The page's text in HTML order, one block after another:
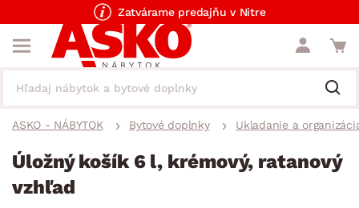
Zatvárame predajňu v Nitre
ASKO - NÁBYTOK Bytové doplnky Ukladanie a
Úložný košík 6 l, krémový, ratanový
vzhľad